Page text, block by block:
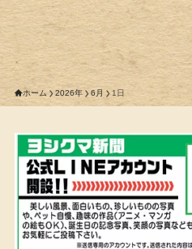
ホーム 2026年 6月 1日